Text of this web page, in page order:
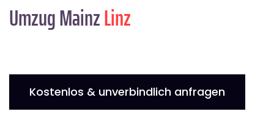
Umzug MainzLinz
Kostenlos & unverbindlich anfragen